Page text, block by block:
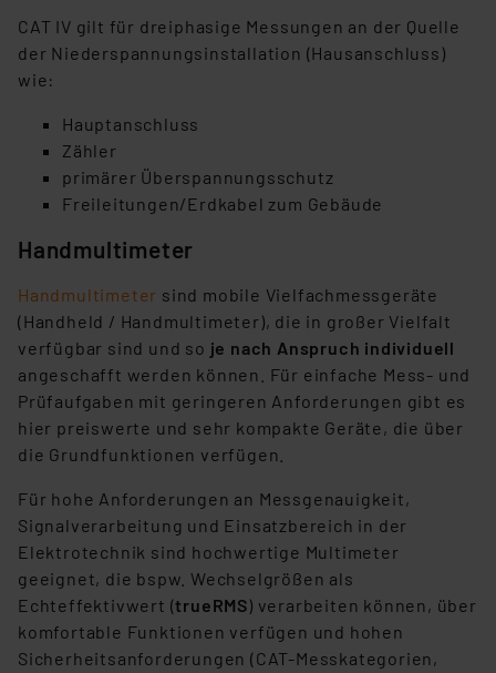
CAT IV gilt für dreiphasige Messungen an der Quelle
der Niederspannungsinstallation (Hausanschluss)
wie:
Hauptanschluss
Zähler
primärer Überspannungsschutz
Freileitungen/Erdkabel zum Gebäude
Handmultimeter
Handmultimeter sind mobile Vielfachmessgeräte
(Handheld / Handmultimeter), die in großer Vielfalt
verfügbar sind und so je nach Anspruch individuell
angeschafft werden können. Für einfache Mess- und
Prüfaufgaben mit geringeren Anforderungen gibt es
hier preiswerte und sehr kompakte Geräte, die über
die Grundfunktionen verfügen.
Für hohe Anforderungen an Messgenauigkeit,
Signalverarbeitung und Einsatzbereich in der
Elektrotechnik sind hochwertige Multimeter
geeignet, die bspw. Wechselgrößen als
Echteffektivwert (trueRMS) verarbeiten können, über
komfortable Funktionen verfügen und hohen
Sicherheitsanforderungen (CAT-Messkategorien,